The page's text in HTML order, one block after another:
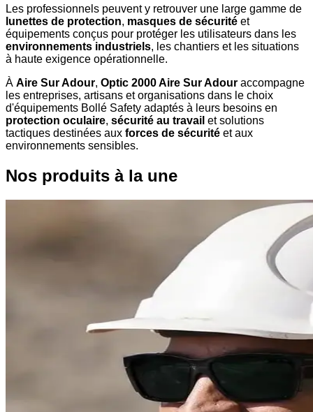
Les professionnels peuvent y retrouver une large gamme de
lunettes de protection, masques de sécurité et
équipements conçus pour protéger les utilisateurs dans les
environnements industriels, les chantiers et les situations
à haute exigence opérationnelle.
À Aire Sur Adour, Optic 2000 Aire Sur Adour accompagne
les entreprises, artisans et organisations dans le choix
d'équipements Bollé Safety adaptés à leurs besoins en
protection oculaire, sécurité au travail et solutions
tactiques destinées aux forces de sécurité et aux
environnements sensibles.
Nos produits à la une